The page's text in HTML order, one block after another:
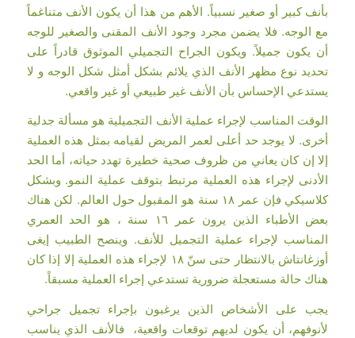
بأنف كبير أو صغير نسبياً. الأهم من هذا أن يكون الأنف متناغماً
مع الوجه. فلا يضمن مجرد وجود الأنف المقنى والصغير للوجه
أن يكون جميلاً. ويكون الجراح التجميلي الموثوق قادراً على
تحديد نوع مظهر الأنف الذي يلائم بشكل أمثل شكل الوجه و لا
يستدعي الإحساس بأن الأنف غير طبيعي أو غير واقعي.
الوقت المناسب لإجراء عملية الأنف التجميلية هو مسألة جدلية
أخرى. لا يوجد حد أعلى لعمر المريض لقيامه بمثل هذه العملية
إلا إن كان يعاني من ظروف صحية خطيرة تهدد حياته، أما الحد
الأدنى لإجراء هذه العملية مرتبط بتوقف عملية النمو. وبشكل
كلاسيكي فإن عمر ١٨ سنة هو المقبول حول العالم. لكن هناك
بعض الأطباء الذين يرون عمر ١٦ سنة ، هو الحد العمري
المناسب لإجراء عملية التجميل للأنف. وينصح الطبيب إيغى
أوزغانتاش بالانتظار حتى سنّ ١٨ لإجراء هذه العملية إلا إذا كان
هناك حالة مستعجلة ضرورية تستدعي إجراء العملية مسبقاً.
يجب على الأشخاص الذين يرغبون بإجراء تجميل جراحي
لأنوفهم، أن يكون لديهم توقعات واقعية، فالأنف الذي يناسب